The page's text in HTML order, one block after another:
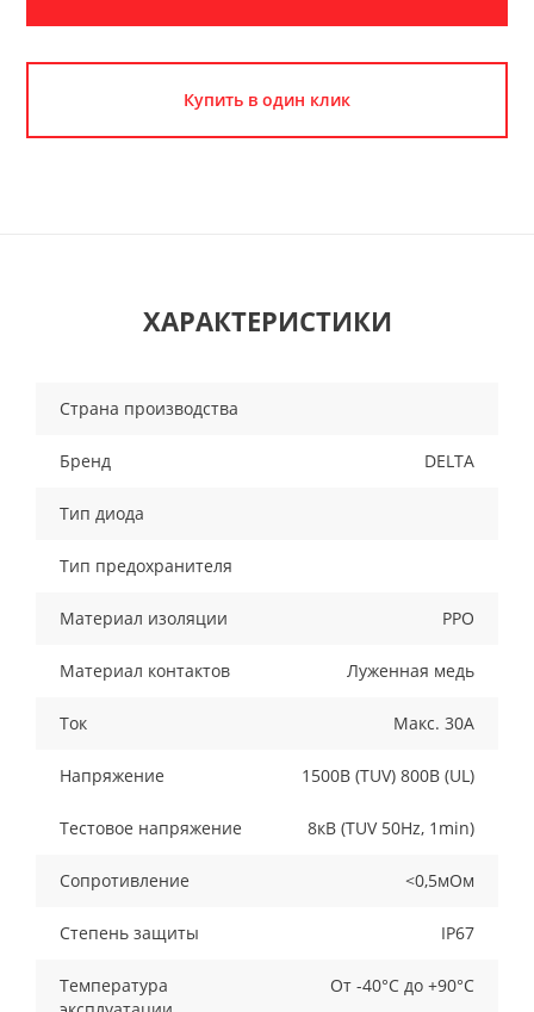
Купить в один клик
ХАРАКТЕРИСТИКИ
Страна производства
Бренд DELTA
Тип диода
Тип предохранителя
Материал изоляции PPO
Материал контактов Луженная медь
Ток Макс. 30А
Напряжение 1500В (TUV) 800В (UL)
Тестовое напряжение 8кВ (TUV 50Hz, 1min)
Сопротивление <0,5мОм
Степень защиты IP67
Температура
От -40°С до +90°С